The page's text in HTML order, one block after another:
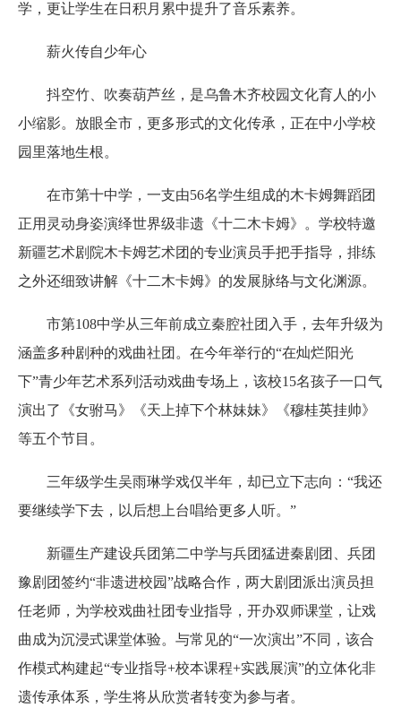
学，更让学生在日积月累中提升了音乐素养。
薪火传自少年心
抖空竹、吹奏葫芦丝，是乌鲁木齐校园文化育人的小
小缩影。放眼全市，更多形式的文化传承，正在中小学校
园里落地生根。
在市第十中学，一支由56名学生组成的木卡姆舞蹈团
正用灵动身姿演绎世界级非遗《十二木卡姆》。学校特邀
新疆艺术剧院木卡姆艺术团的专业演员手把手指导，排练
之外还细致讲解《十二木卡姆》的发展脉络与文化渊源。
市第108中学从三年前成立秦腔社团入手，去年升级为
涵盖多种剧种的戏曲社团。在今年举行的“在灿烂阳光
下”青少年艺术系列活动戏曲专场上，该校15名孩子一口气
演出了《女驸马》《天上掉下个林妹妹》《穆桂英挂帅》
等五个节目。
三年级学生吴雨琳学戏仅半年，却已立下志向：“我还
要继续学下去，以后想上台唱给更多人听。”
新疆生产建设兵团第二中学与兵团猛进秦剧团、兵团
豫剧团签约“非遗进校园”战略合作，两大剧团派出演员担
任老师，为学校戏曲社团专业指导，开办双师课堂，让戏
曲成为沉浸式课堂体验。与常见的“一次演出”不同，该合
作模式构建起“专业指导+校本课程+实践展演”的立体化非
遗传承体系，学生将从欣赏者转变为参与者。